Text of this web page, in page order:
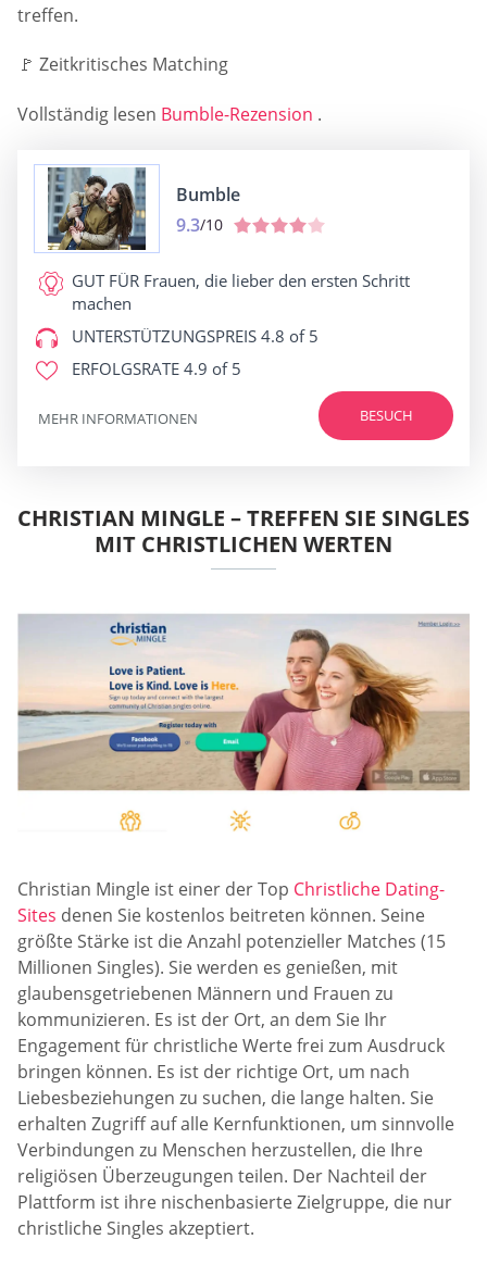
treffen.
🚩 Zeitkritisches Matching
Vollständig lesen Bumble-Rezension .
Bumble
9.3/10
GUT FÜR Frauen, die lieber den ersten Schritt
machen
UNTERSTÜTZUNGSPREIS 4.8 of 5
ERFOLGSRATE 4.9 of 5
BESUCH
MEHR INFORMATIONEN
CHRISTIAN MINGLE – TREFFEN SIE SINGLES
MIT CHRISTLICHEN WERTEN
Christian Mingle ist einer der Top Christliche Dating-
Sites denen Sie kostenlos beitreten können. Seine
größte Stärke ist die Anzahl potenzieller Matches (15
Millionen Singles). Sie werden es genießen, mit
glaubensgetriebenen Männern und Frauen zu
kommunizieren. Es ist der Ort, an dem Sie Ihr
Engagement für christliche Werte frei zum Ausdruck
bringen können. Es ist der richtige Ort, um nach
Liebesbeziehungen zu suchen, die lange halten. Sie
erhalten Zugriff auf alle Kernfunktionen, um sinnvolle
Verbindungen zu Menschen herzustellen, die Ihre
religiösen Überzeugungen teilen. Der Nachteil der
Plattform ist ihre nischenbasierte Zielgruppe, die nur
christliche Singles akzeptiert.